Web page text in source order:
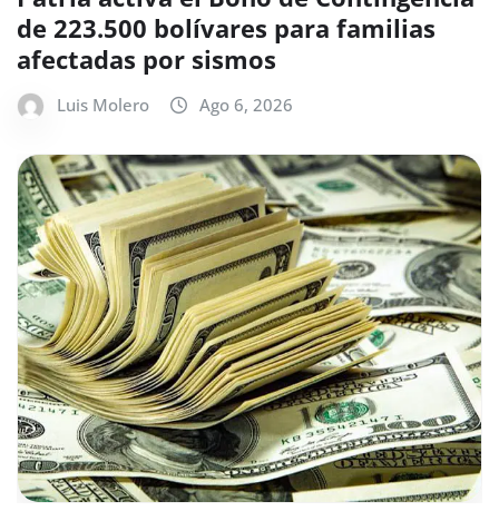
de 223.500 bolívares para familias
afectadas por sismos
Luis Molero Ago 6, 2026